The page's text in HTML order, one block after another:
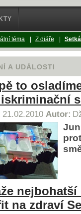
A UDÁLOSTI
to
21.02.2010 Autor:
na zdraví
téma Z diáře